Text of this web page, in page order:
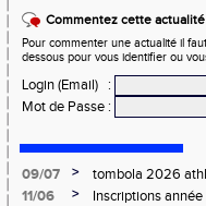
Commentez cette actualité
Pour commenter une actualité il
dessous pour vous identifier ou
Login (Email)
:
Mot de Passe :
09/07 >
tombola 2026
11/06
>
Inscriptions